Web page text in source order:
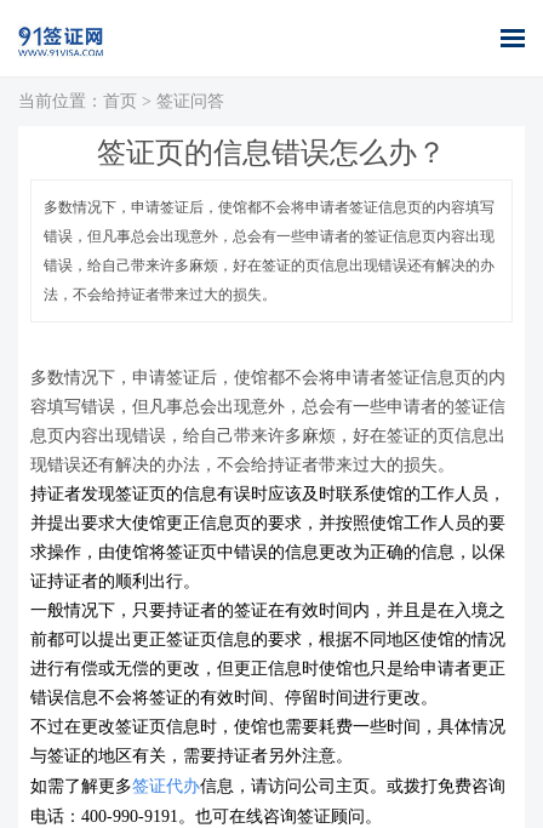
首页 全球签证
办理
签证案例
库
当前位置： 首页 > 签证问答
签证页的信息错误怎么办？
多数情况下，申请签证后，使馆都不会将申请者签证信息页的内容填写
错误，但凡事总会出现意外，总会有一些申请者的签证信息页内容出现
错误，给自己带来许多麻烦，好在签证的页信息出现错误还有解决的办
法，不会给持证者带来过大的损失。
多数情况下，申请签证后，使馆都不会将申请者签证信息页的内
容填写错误，但凡事总会出现意外，总会有一些申请者的签证信
息页内容出现错误，给自己带来许多麻烦，好在签证的页信息出
现错误还有解决的办法，不会给持证者带来过大的损失。
持证者发现签证页的信息有误时应该及时联系使馆的工作人员，
并提出要求大使馆更正信息页的要求，并按照使馆工作人员的要
求操作，由使馆将签证页中错误的信息更改为正确的信息，以保
证持证者的顺利出行。
一般情况下，只要持证者的签证在有效时间内，并且是在入境之
前都可以提出更正签证页信息的要求，根据不同地区使馆的情况
进行有偿或无偿的更改，但更正信息时使馆也只是给申请者更正
错误信息不会将签证的有效时间、停留时间进行更改。
不过在更改签证页信息时，使馆也需要耗费一些时间，具体情况
与签证的地区有关，需要持证者另外注意。
如需了解更多签证代办信息，请访问公司主页。或拨打免费咨询
电话： 400-990-9191。也可在线咨询签证顾问。